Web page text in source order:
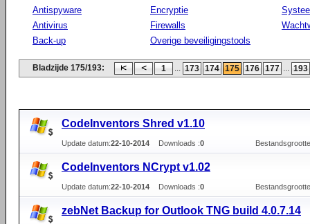
Antispyware
Antivirus
Back-up
Encryptie
Firewalls
Overige beveiligingstools
Bladzijde 175/193: 1 ... 173 174 175 176 177 ... 193
CodeInventors Shred v1.10
Update datum:22-10-2014 Downloads :0
CodeInventors NCrypt v1.02
Update datum:22-10-2014 Downloads :0
zebNet Backup for Outlook TNG build 4.0.7.14